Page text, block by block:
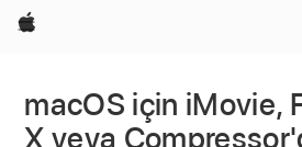
wzlhp
macOS için iMovie,
X veya